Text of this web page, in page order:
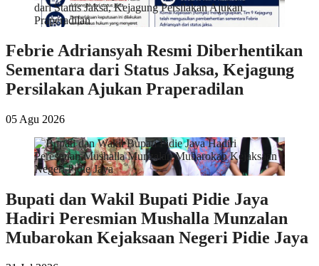
Febrie Adriansyah Resmi Diberhentikan
Sementara dari Status Jaksa, Kejagung
Persilakan Ajukan Praperadilan
05 Agu 2026
Bupati dan Wakil Bupati Pidie Jaya
Hadiri Peresmian Mushalla Munzalan
Mubarokan Kejaksaan Negeri Pidie Jaya